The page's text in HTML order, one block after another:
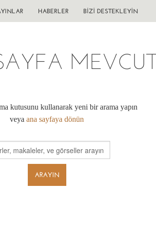
HABERLER BIZI DESTEKLEYIN
kutusunu kullanarak yeni bir arama yapın
veya ana sayfaya dönün